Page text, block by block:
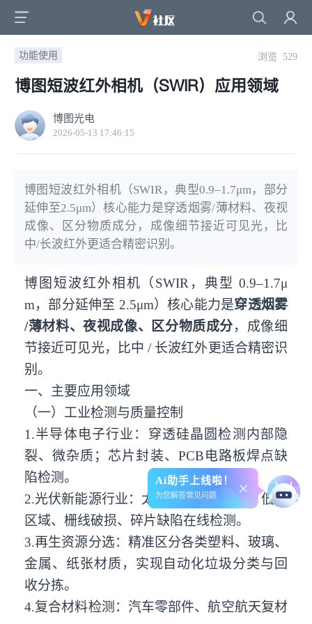
Ai助手上线啦！
为您解答常见问题
功能使用 浏览 529
博图短波红外相机（SWIR）应用领域
博图光电
2026-05-13 17:46:15
博图短波红外相机（SWIR，典型0.9–1.7μm，部分
延伸至2.5μm）核心能力是穿透烟雾/薄材料、夜视
成像、区分物质成分，成像细节接近可见光，比
中/长波红外更适合精密识别。
博图短波红外相机（SWIR，典型 0.9–1.7μ
m，部分延伸至 2.5μm）核心能力是穿透烟雾
/薄材料、夜视成像、区分物质成分，成像细
节接近可见光，比中 / 长波红外更适合精密识
别。
一、主要应用领域
（一）工业检测与质量控制
1.半导体电子行业：穿透硅晶圆检测内部隐
裂、微杂质；芯片封装、PCB电路板焊点缺
陷检测。
2.光伏新能源行业：太阳能电池片隐裂、低效
区域、栅线破损、碎片缺陷在线检测。
3.再生资源分选：精准区分各类塑料、玻璃、
金属、纸张材质，实现自动化垃圾分类与回
收分拣。
4.复合材料检测：汽车零部件、航空航天复材